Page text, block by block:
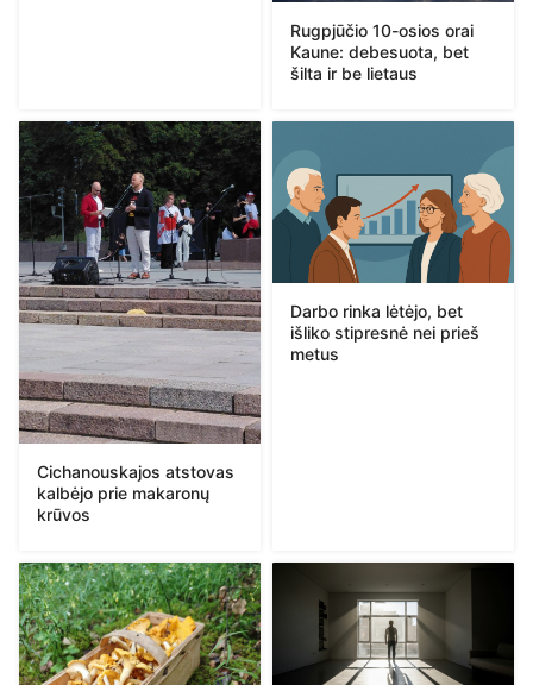
Rugpjūčio 10-osios orai
Kaune: debesuota, bet
šilta ir be lietaus
Cichanouskajos atstovas
kalbėjo prie makaronų
krūvos
Darbo rinka lėtėjo, bet
išliko stipresnė nei prieš
metus